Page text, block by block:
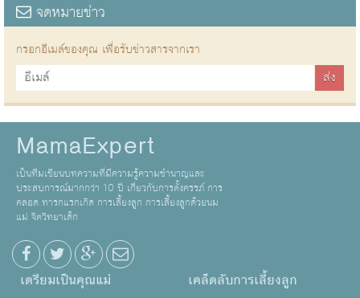
จดหมายข่าว
กรอกอีเมล์ของคุณ เพื่อรับข่าวสารจากเรา
MamaExpert
เป็นทีมเขียนบทความที่มีความรู้ความชำนาญและ
ประสบการณ์มากกว่า 10 ปี เกี่ยวกับการตั้งครรภ์ การ
คลอด ทารกแรกเกิด การเลี้ยงลูก การเลี้ยงลูกด้วยนม
แม่ จิตวิทยาเด็ก
เตรียมเป็นคุณแม่ เคล็ดลับการเลี้ยงลูก